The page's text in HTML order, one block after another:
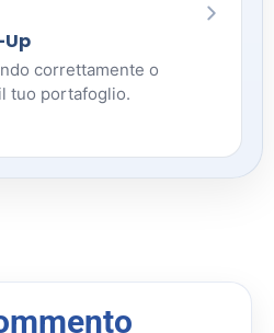
correttamente o
tuo portafoglio.